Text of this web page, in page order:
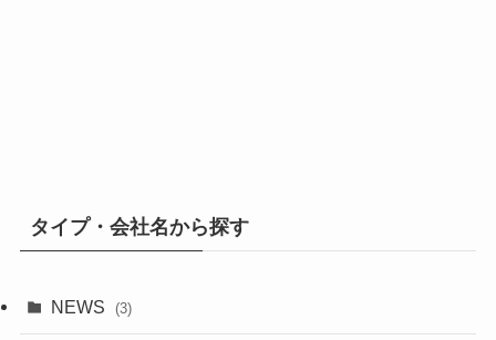
タイプ・会社名から探す
NEWS (3)